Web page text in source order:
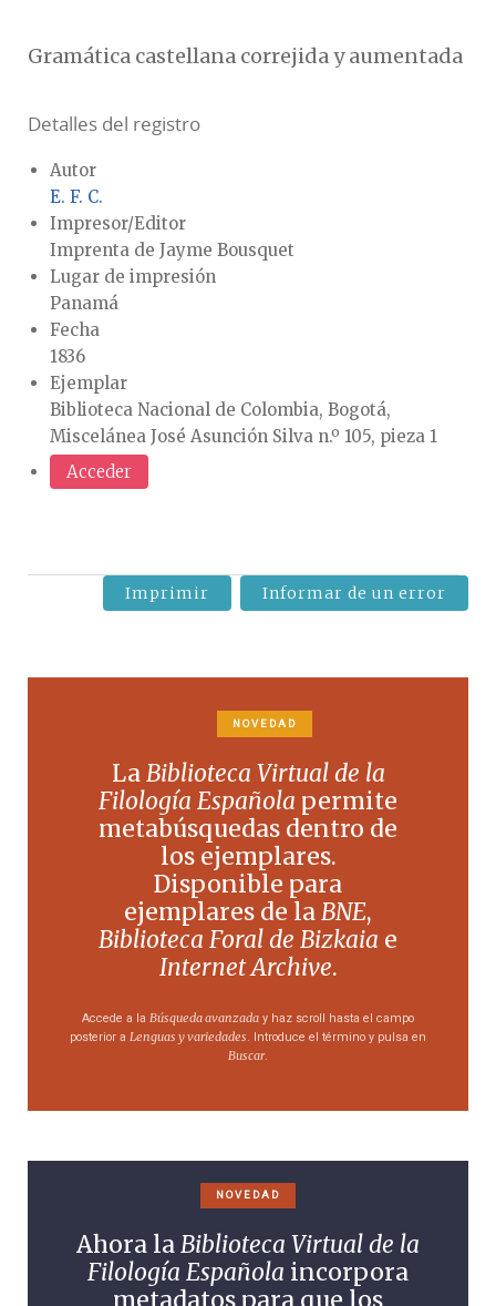
Gramática castellana correjida y aumentada
Detalles del registro
Autor
E. F. C.
Impresor/Editor
Imprenta de Jayme Bousquet
Lugar de impresión
Panamá
Fecha
1836
Ejemplar
Biblioteca Nacional de Colombia, Bogotá,
Miscelánea José Asunción Silva n.º 105, pieza 1
Acceder
Imprimir Informar de un error
NOVEDAD
LaBiblioteca Virtual de la
Filología Española permite
metabúsquedas dentro de
los ejemplares.
Disponible para
ejemplares de laBNE,
Biblioteca Foral de Bizkaia e
Internet Archive.
Accede a la Búsqueda avanzada y haz scroll hasta el campo
posterior a Lenguas y variedades . Introduce el término y pulsa en
Buscar.
NOVEDAD
Ahora laBiblioteca Virtual de la
Filología Española incorpora